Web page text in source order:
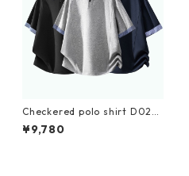
Checkered polo shirt D022
6
¥9,780